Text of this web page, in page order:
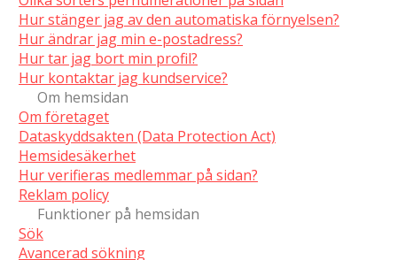
Hur stänger jag av den automatiska förnyelsen?
Hur ändrar jag min e-postadress?
Hur tar jag bort min profil?
Hur kontaktar jag kundservice?
Om hemsidan
Om företaget
Dataskyddsakten (Data Protection Act)
Hemsidesäkerhet
Hur verifieras medlemmar på sidan?
Reklam policy
Funktioner på hemsidan
Sök
Avancerad sökning